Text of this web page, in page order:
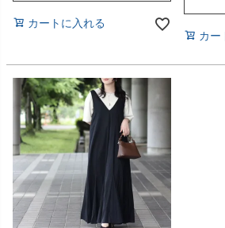
カートに入れる
カー